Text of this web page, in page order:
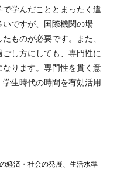
学んだこととまったく違
ですが、国際機関の場
ものが必要です。また、
し方にしても、専門性に
ります。専門性を貫く意
生時代の時間を有効活用
経済・社会の発展、生活水準